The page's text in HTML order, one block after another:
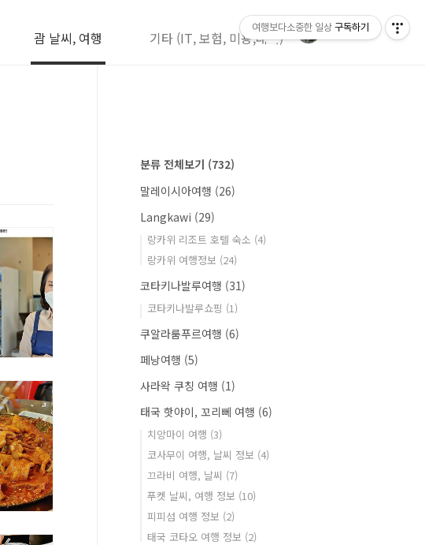
괌 날씨, 여행 기타 (IT, 보험, 미용,레저)
분류 전체보기 (732)
말레이시아여행 (26)
Langkawi (29)
랑카위 리조트 호텔 숙소 (4)
랑카위 여행정보 (24)
코타키나발루여행 (31)
코타키나발루쇼핑 (1)
쿠알라룸푸르여행 (6)
페낭여행 (5)
사라왁 쿠칭 여행 (1)
태국 핫야이, 꼬리뻬 여행 (6)
치앙마이 여행 (3)
코사무이 여행, 날씨 정보 (4)
끄라비 여행, 날씨 (7)
푸켓 날씨, 여행 정보 (10)
피피섬 여행 정보 (2)
태국 코타오 여행 정보 (2)
여행보다소중한 일상 구독하기